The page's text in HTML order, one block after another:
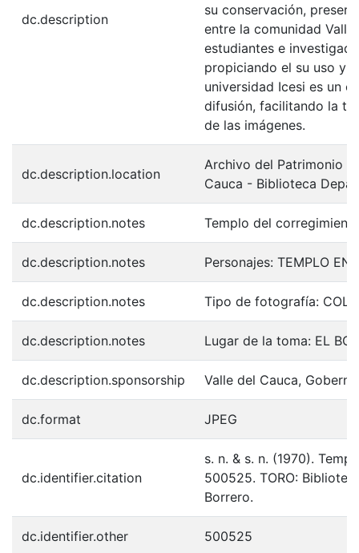
dc.description
su conservación,
entre la comunidad
estudiantes e
propiciando el su uso y
universidad Icesi es un
difusión, facilitando la
de las imágenes.
dc.description.location
Archivo del Patrimonio
Cauca - Biblioteca
dc.description.notes Templo del
dc.description.notes Personajes: TEMPLO EN
dc.description.notes Tipo de fotografía:
dc.description.notes Lugar de la toma: EL
dc.description.sponsorship Valle del Cauca,
dc.format JPEG
dc.identifier.citation
s. n. & s. n. (1970).
500525. TORO:
Borrero.
dc.identifier.other 500525